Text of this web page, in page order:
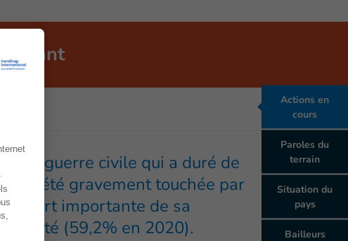
Actions en
cours
Paroles du
terrain
Situation du
pays
Bailleurs
une guerre civile qui a duré de
a été gravement touchée par
part importante de sa
(59,2% en 2020).